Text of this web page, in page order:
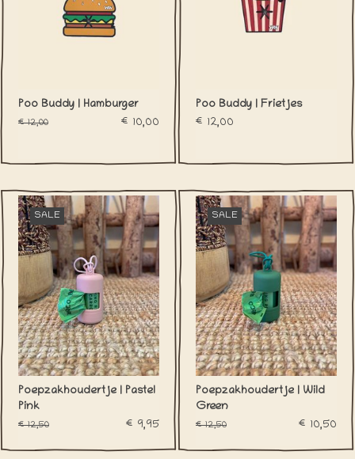
Poo Buddy | Hamburger
€12,00 €10,00
Poo Buddy | Frietjes
€12,00
SALE
Poepzakhoudertje | Pastel
Pink
€12,50 €9,95
SALE
Poepzakhoudertje | Wild
Green
€12,50 €10,50